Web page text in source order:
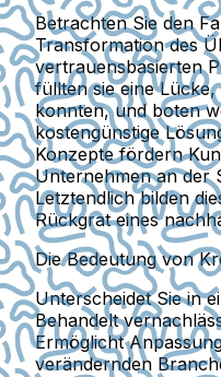
Betrachten Sie den
Transformation des
vertrauensbasierten
füllten sie eine
konnten, und boten
kostengünstige
Konzepte fördern
Unternehmen an der
Letztendlich bilden
Rückgrat eines
Die Bedeutung von
Unterscheidet Sie in
Behandelt
Ermöglicht
verändernden